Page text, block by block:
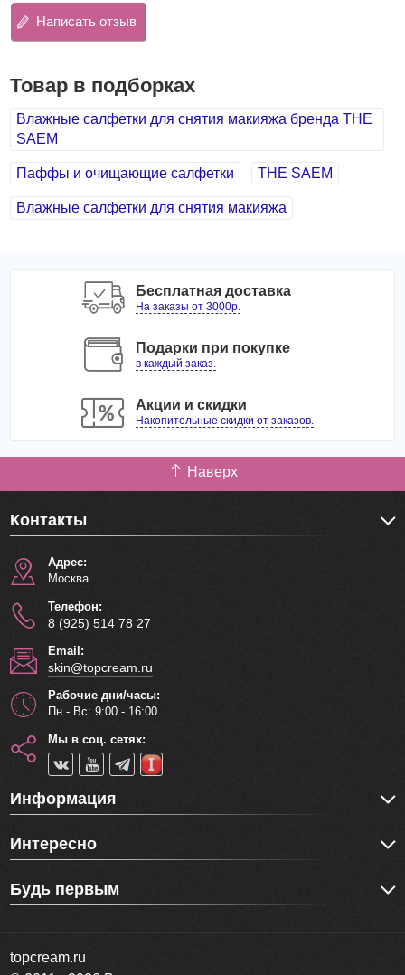
Написать отзыв
Товар в подборках
Влажные салфетки для снятия макияжа бренда THE
SAEM
Паффы и очищающие салфетки THE SAEM
Влажные салфетки для снятия макияжа
Бесплатная доставка
На заказы от 3000р.
Подарки при покупке
в каждый заказ.
Акции и скидки
Накопительные скидки от заказов.
Наверх
Контакты
Адрес:
Москва
Телефон:
8 (925) 514 78 27
Email:
skin@topcream.ru
Рабочие дни/часы:
Пн - Вс: 9:00 - 16:00
Мы в соц. сетях:
Информация
Интересно
Будь первым
topcream.ru